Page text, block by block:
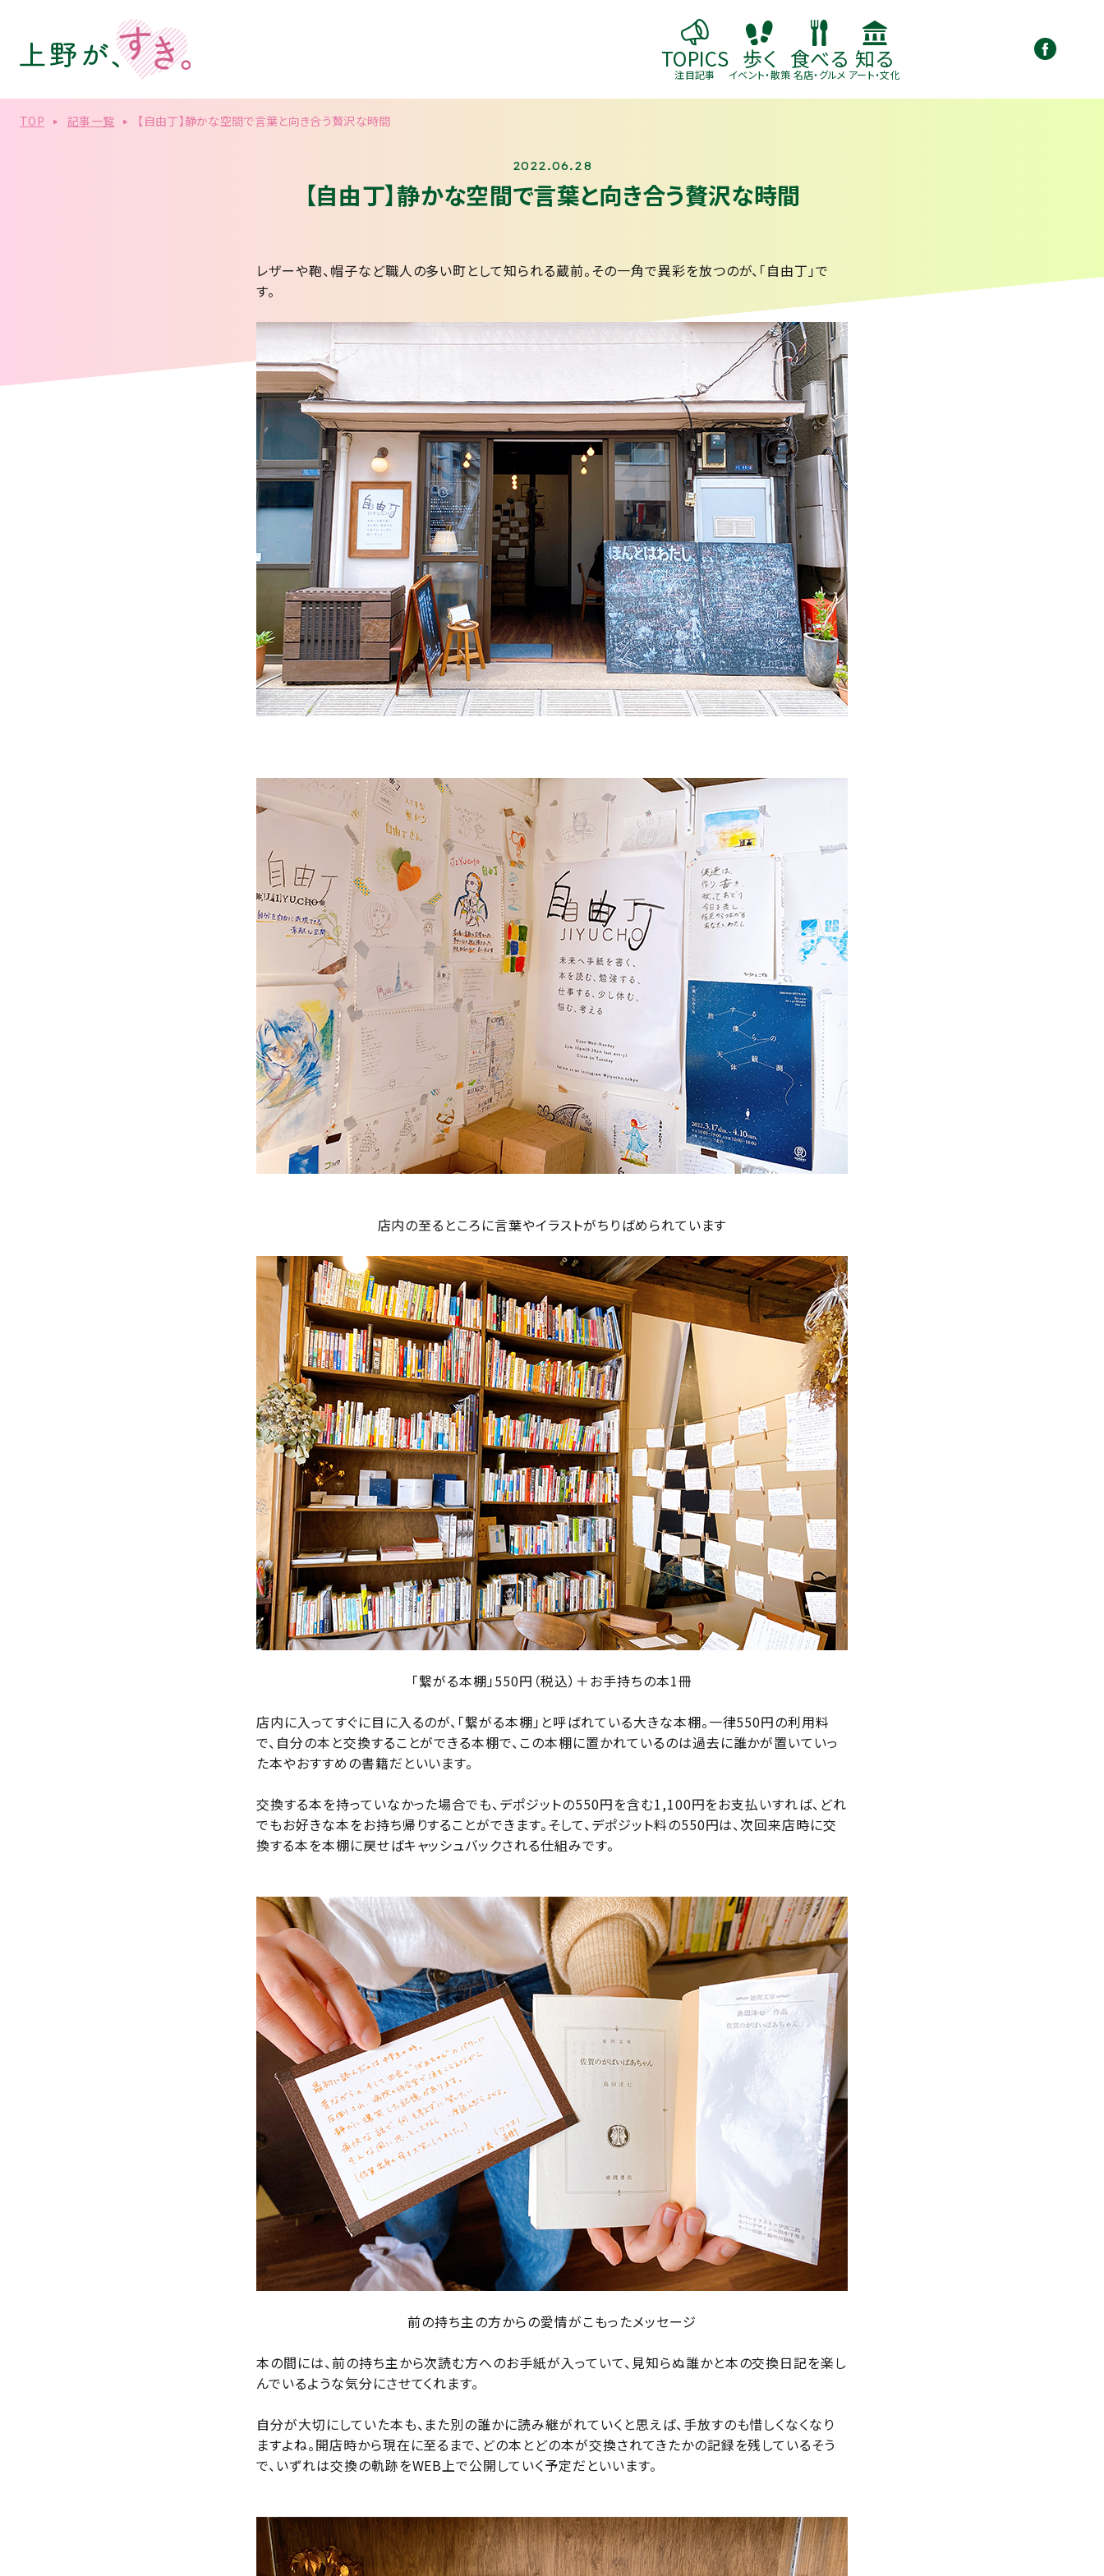
TOPICS
注目記事
歩く
イベント・散策
食べる
名店・グルメ
知る
アート・文化
TOP 記事一覧 【自由丁】静かな空間で言葉と向き合う贅沢な時間
2022.06.28
【自由丁】静かな空間で言葉と向き合う贅沢な時間
レザーや鞄、帽子など職人の多い町として知られる蔵前。その一角で異彩を放つのが、「自由丁」で
す。
店内の至るところに言葉やイラストがちりばめられています
「繋がる本棚」550円（税込）＋お手持ちの本1冊
店内に入ってすぐに目に入るのが、「繋がる本棚」と呼ばれている大きな本棚。一律550円の利用料
で、自分の本と交換することができる本棚で、この本棚に置かれているのは過去に誰かが置いていっ
た本やおすすめの書籍だといいます。
交換する本を持っていなかった場合でも、デポジットの550円を含む1,100円をお支払いすれば、どれ
でもお好きな本をお持ち帰りすることができます。そして、デポジット料の550円は、次回来店時に交
換する本を本棚に戻せばキャッシュバックされる仕組みです。
前の持ち主の方からの愛情がこもったメッセージ
本の間には、前の持ち主から次読む方へのお手紙が入っていて、見知らぬ誰かと本の交換日記を楽し
んでいるような気分にさせてくれます。
自分が大切にしていた本も、また別の誰かに読み継がれていくと思えば、手放すのも惜しくなくなり
ますよね。開店時から現在に至るまで、どの本とどの本が交換されてきたかの記録を残しているそう
で、いずれは交換の軌跡をWEB上で公開していく予定だといいます。